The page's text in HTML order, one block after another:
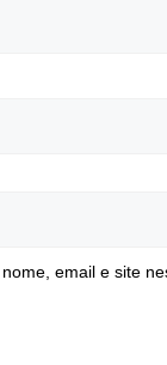
email e site